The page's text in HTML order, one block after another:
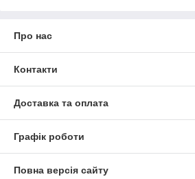
Про нас
Контакти
Доставка та оплата
Графік роботи
Повна версія сайту